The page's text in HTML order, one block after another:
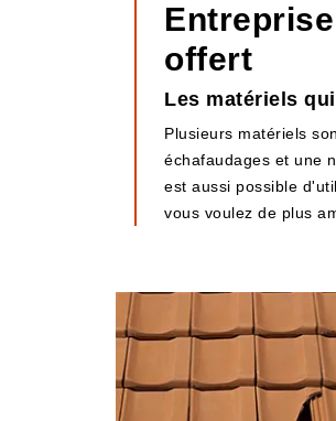
offert
Les matériels
Plusieurs matériels
échafaudages et une
est aussi possible
vous voulez de plus